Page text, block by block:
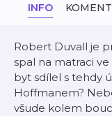
INFO
Robert Duvall je
spal na matraci
byt sdílel s tehdy
Hoffmanem?
všude kolem